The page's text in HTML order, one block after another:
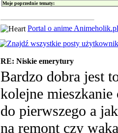
Moje poprzednie tematy:
Portal o anime Animeholik.pl
RE: Niskie emerytury
Bardzo dobra jest
kolejne
do pierwszego a
na remont czy